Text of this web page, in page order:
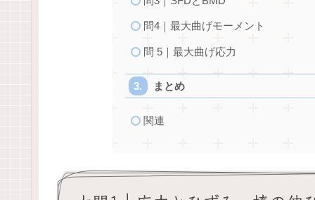
問4｜最大曲げモーメント
問 5｜最大曲げ応力
まとめ
関連